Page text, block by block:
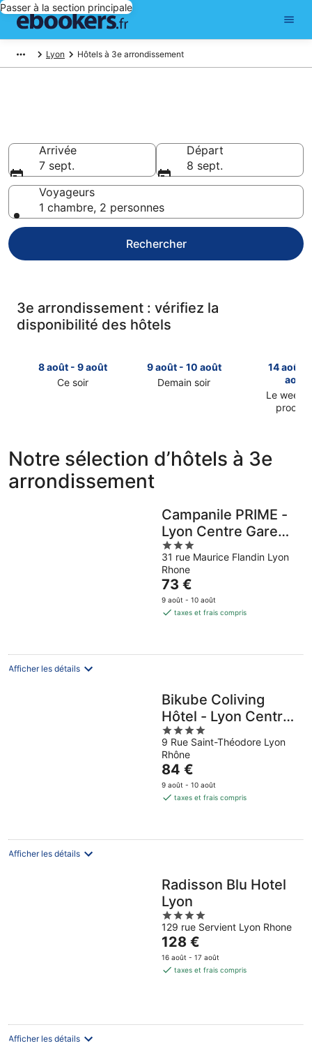
Passer à la section principale
Lyon Hôtels à 3e arrondissement
Arrivée
7 sept.
Départ
8 sept.
Voyageurs
1 chambre, 2 personnes
Rechercher
3e arrondissement : vérifiez la
disponibilité des hôtels
8 août - 9 août
Ce soir
3e
arrondissement
pour
cette
9 août - 10 août
Demain soir
3e
arrondissement
pour
demain
soir,
août
août
14 août -
août
Le week-
prix
à
le
week-
prochain,
Notre sélection d’hôtels à 3e
arrondissement
Campanile PRIME -
Lyon Centre Gare
Part Dieu
3
out
of
5
31 rue Maurice Flandin Lyon
Rhone
Le
prix
est
par
73 €
9 août - 10 août
taxes et frais compris
Afficher les détails
Bikube Coliving
Hôtel - Lyon Centre
Lumière
4
out
of
5
9 Rue Saint-Théodore Lyon
Rhône
Le
prix
est
par
84 €
9 août - 10 août
taxes et frais compris
Afficher les détails
Radisson Blu Hotel
Lyon
4
out
of
5
129 rue Servient Lyon Rhone
Le
prix
est
nuit
128 €
16 août - 17 août
taxes et frais compris
Afficher les détails